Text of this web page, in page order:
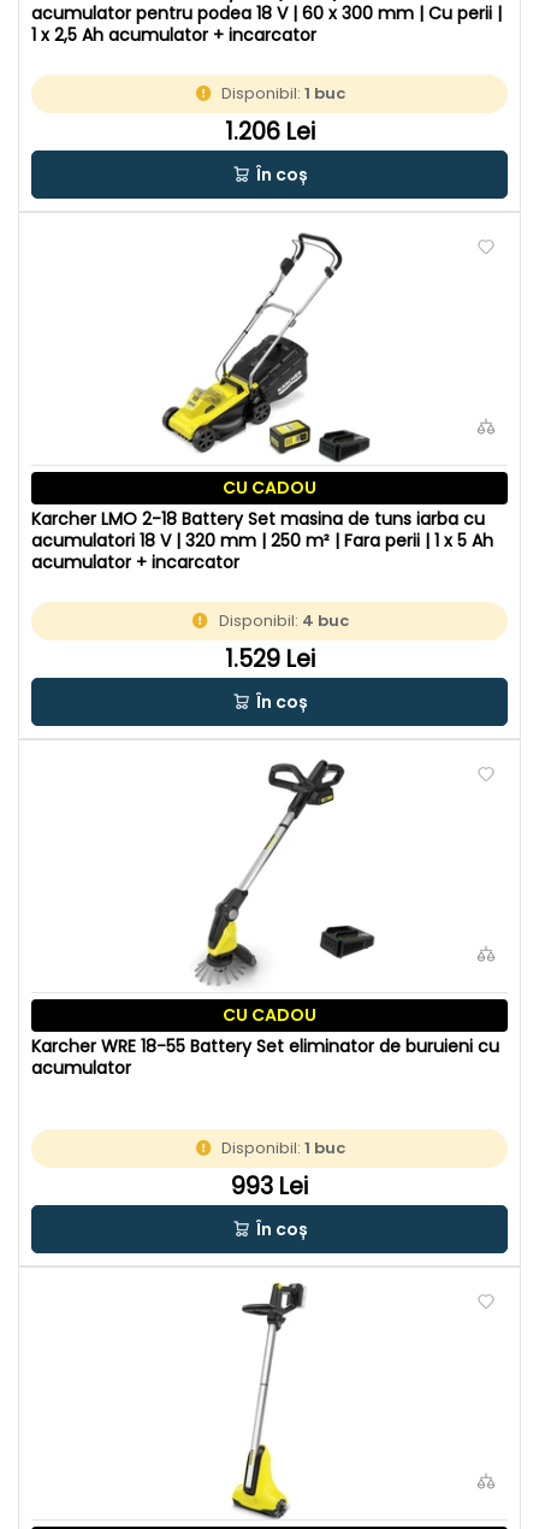
acumulator pentru podea 18 V | 60 x 300 mm | Cu perii |
1 x 2,5 Ah acumulator + incarcator
Disponibil:1 buc
1.206 Lei
În coș
CU CADOU
Karcher LMO 2-18 Battery Set masina de tuns iarba cu
acumulatori 18 V | 320 mm | 250 m² | Fara perii | 1 x 5 Ah
acumulator + incarcator
Disponibil: 4 buc
1.529 Lei
În coș
CU CADOU
Karcher WRE 18-55 Battery Set eliminator de buruieni cu
acumulator
Disponibil:1 buc
993 Lei
În coș